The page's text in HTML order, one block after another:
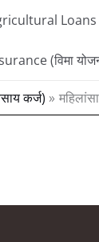
Loans
(विमा
कर्ज)